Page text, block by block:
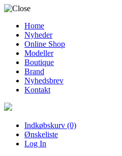
Home
Nyheder
Online Shop
Modeller
Boutique
Brand
Nyhedsbrev
Kontakt
Indkøbskurv (0)
Ønskeliste
Log In